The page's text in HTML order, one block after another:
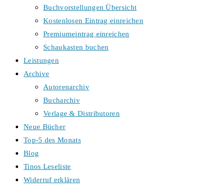
Buchvorstellungen Übersicht
Kostenlosen Eintrag einreichen
Premiumeintrag einreichen
Schaukasten buchen
Leistungen
Archive
Autorenarchiv
Bucharchiv
Verlage & Distributoren
Neue Bücher
Top-5 des Monats
Blog
Tinos Leseliste
Widerruf erklären